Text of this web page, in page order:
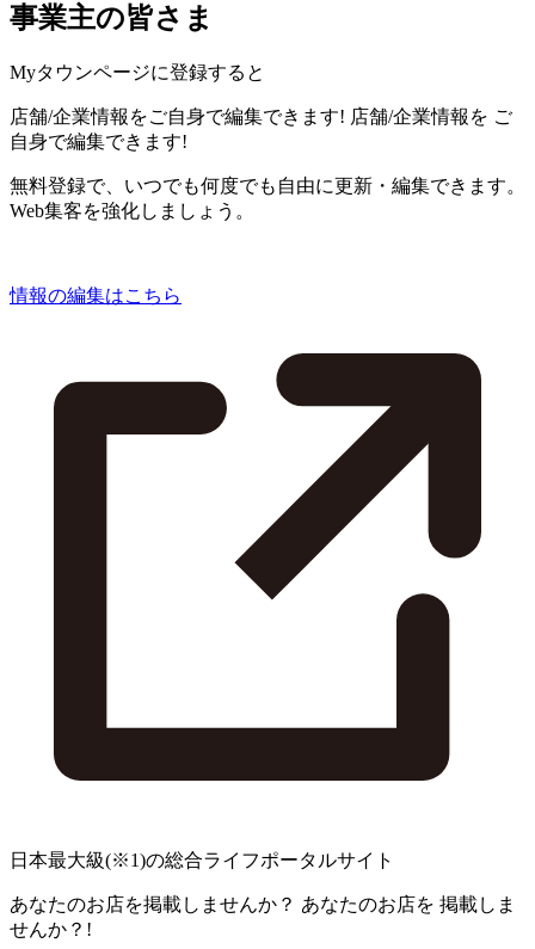
事業主の皆さま
Myタウンページに登録すると
店舗/企業情報をご自身で編集できます! 店舗/企業情報を ご
自身で編集できます!
無料登録で、いつでも何度でも自由に更新・編集できます。
Web集客を強化しましょう。
情報の編集はこちら
日本最大級(※1)の総合ライフポータルサイト
あなたのお店を掲載しませんか？ あなたのお店を 掲載しま
せんか？!